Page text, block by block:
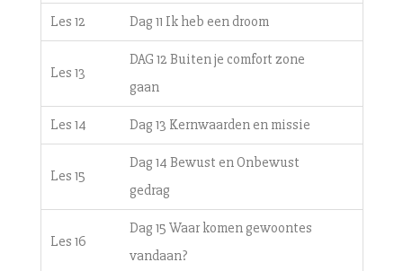
Les 12 Dag 11 Ik heb een droom
Les 13
DAG 12 Buiten je comfort zone
gaan
Les 14 Dag 13 Kernwaarden en missie
Les 15
Dag 14 Bewust en Onbewust
gedrag
Les 16
Dag 15 Waar komen gewoontes
vandaan?